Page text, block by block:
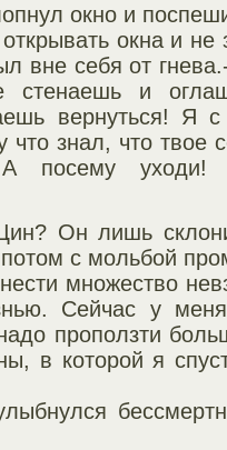
окно и
окна и не
вне себя от
и
вернуться! Я
что знал, что твое
посему уходи!
Он лишь
с мольбой
множество
Сейчас у
проползти
в которой я